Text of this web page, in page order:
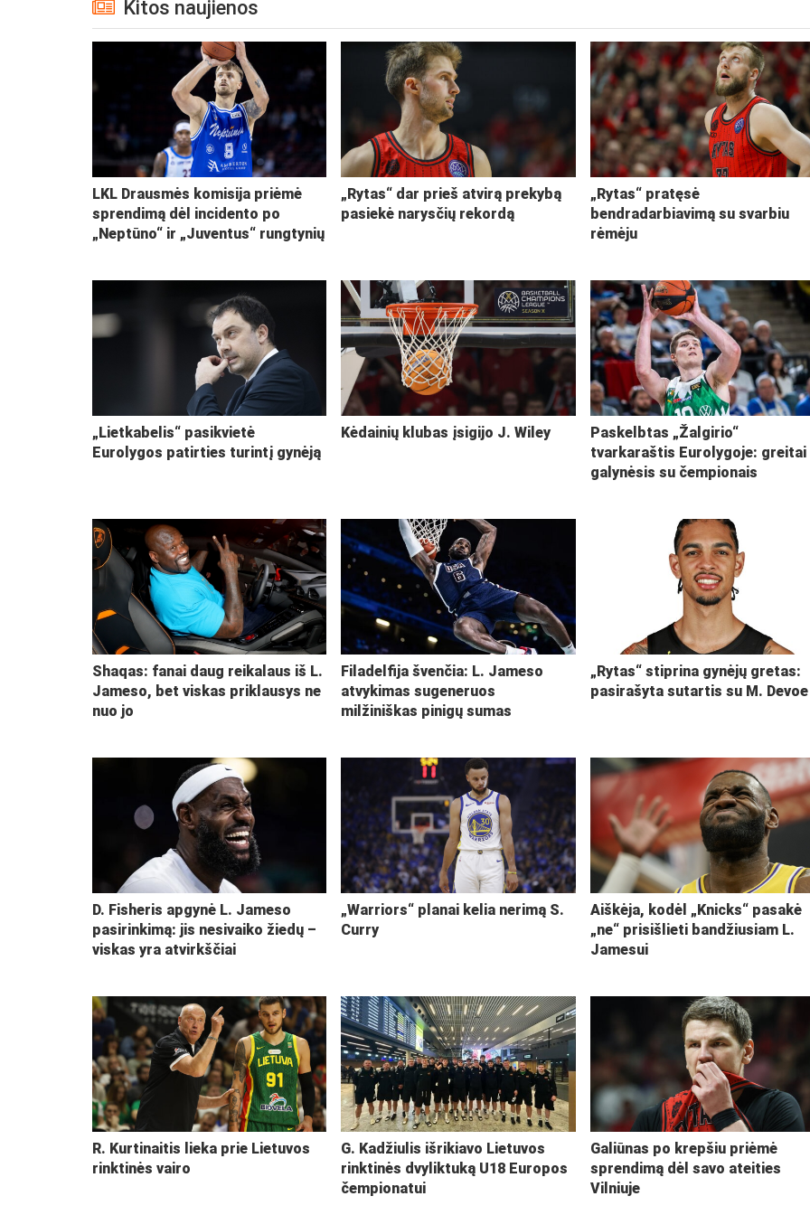
Kitos naujienos
LKL Drausmės komisija priėmė
sprendimą dėl incidento po
„Neptūno“ ir „Juventus“ rungtynių
„Rytas“ dar prieš atvirą prekybą
pasiekė narysčių rekordą
„Rytas“ pratęsė
bendradarbiavimą su svarbiu
rėmėju
„Lietkabelis“ pasikvietė
Eurolygos patirties turintį gynėją
Kėdainių klubas įsigijo J. Wiley
Paskelbtas „Žalgirio“
tvarkaraštis Eurolygoje: greitai
galynėsis su čempionais
Shaqas: fanai daug reikalaus iš L.
Jameso, bet viskas priklausys ne
nuo jo
Filadelfija švenčia: L. Jameso
atvykimas sugeneruos
milžiniškas pinigų sumas
„Rytas“ stiprina gynėjų gretas:
pasirašyta sutartis su M. Devoe
D. Fisheris apgynė L. Jameso
pasirinkimą: jis nesivaiko žiedų –
viskas yra atvirkščiai
„Warriors“ planai kelia nerimą S.
Curry
Aiškėja, kodėl „Knicks“ pasakė
„ne“ prisišlieti bandžiusiam L.
Jamesui
R. Kurtinaitis lieka prie Lietuvos
rinktinės vairo
G. Kadžiulis išrikiavo Lietuvos
rinktinės dvyliktuką U18 Europos
čempionatui
Galiūnas po krepšiu priėmė
sprendimą dėl savo ateities
Vilniuje